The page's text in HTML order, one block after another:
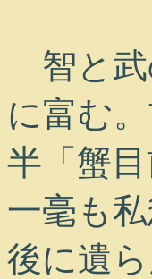
智と武
に富む
半「蟹
一毫も
後に遺